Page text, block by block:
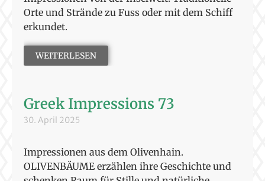
Orte und Strände zu Fuss oder mit dem Schiff
erkundet.
WEITERLESEN
Greek Impressions 73
30. April 2025
Impressionen aus dem Olivenhain.
OLIVENBÄUME erzählen ihre Geschichte und